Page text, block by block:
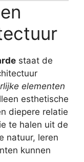
staat de
elementen
esthetische
diepere relatie
te halen uit de
natuur, leren
kunnen